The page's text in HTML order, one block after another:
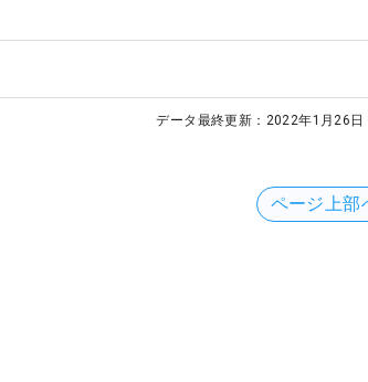
データ最終更新： 2022年1月26日
ページ上部